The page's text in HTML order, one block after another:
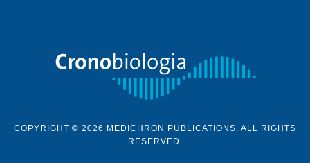
COPYRIGHT © 2026 MEDICHRON PUBLICATIONS. ALL RIGHTS
RESERVED.